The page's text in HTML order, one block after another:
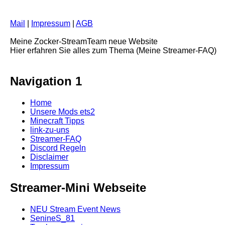
Mail Impressum AGB
Meine Zocker-StreamTeam neue Website
Hier erfahren Sie alles zum Thema (Meine Streamer-FAQ)
Navigation 1
Home
Unsere Mods ets2
Minecraft Tipps
link-zu-uns
Streamer-FAQ
Discord Regeln
Disclaimer
Impressum
Streamer-Mini Webseite
NEU Stream Event News
SenineS_81